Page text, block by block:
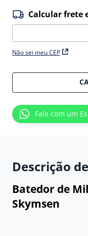
Não sei meu CEP
Fale com um
Descrição
Batedor de
Skymsen